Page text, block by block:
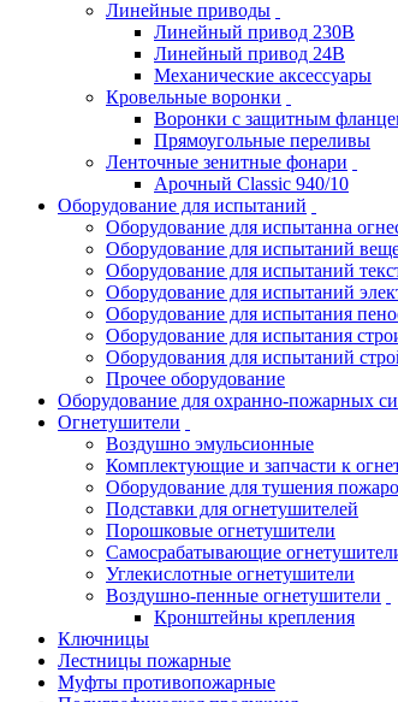
Линейные приводы
Линейный привод 230В
Линейный привод 24В
Механические аксессуары
Кровельные воронки
Воронки с защитным
Прямоугольные переливы
Ленточные зенитные фонари
Арочный Classic 940/10
Оборудование для испытаний
Оборудование для испытанна
Оборудование для испытаний
Оборудование для испытаний
Оборудование для испытаний
Оборудование для испытания
Оборудование для испытания
Оборудования для испытаний
Прочее оборудование
Оборудование для охранно-пожарных
Огнетушители
Воздушно эмульсионные
Комплектующие и запчасти к
Оборудование для тушения
Подставки для огнетушителей
Порошковые огнетушители
Самосрабатывающие
Углекислотные огнетушители
Воздушно-пенные огнетушители
Кронштейны крепления
Ключницы
Лестницы пожарные
Муфты противопожарные